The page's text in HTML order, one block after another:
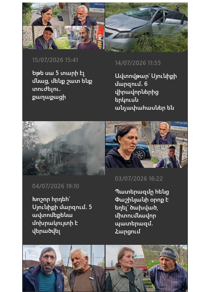
15/07/2026 15:41
Եթե սա 5 տարի էլ
մնաց, մենք շատ ենք
տուժելու․
քաղաքացի
14/07/2026 11:55
Ավտովթար՝ Սյունիքի
մարզում․ 6
վիրավորներից
երկուսն
անչափահասներ են
04/07/2026 19:10
Խոշոր հրդեհ՝
Սյունիքի մարզում․ 5
ավտոմեքենա
մոխրակույտի է
վերածվել
03/07/2026 16:22
Պատերազմը հենց
Փաշինյանի օրոք է
եղել՝ ծախված,
միտումնավոր
պատերազմ․
Հարցում